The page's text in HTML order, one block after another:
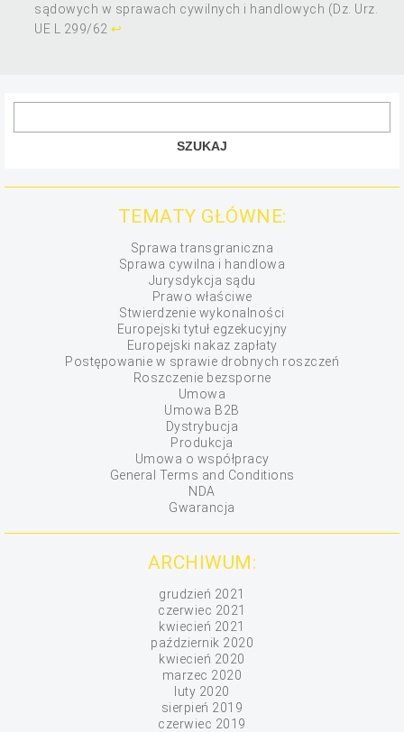
sądowych w sprawach cywilnych i handlowych (Dz. Urz.
UE L 299/62 ↩
TEMATY GŁÓWNE:
Sprawa transgraniczna
Sprawa cywilna i handlowa
Jurysdykcja sądu
Prawo właściwe
Stwierdzenie wykonalności
Europejski tytuł egzekucyjny
Europejski nakaz zapłaty
Postępowanie w sprawie drobnych roszczeń
Roszczenie bezsporne
Umowa
Umowa B2B
Dystrybucja
Produkcja
Umowa o współpracy
General Terms and Conditions
NDA
Gwarancja
ARCHIWUM:
grudzień 2021
czerwiec 2021
kwiecień 2021
październik 2020
kwiecień 2020
marzec 2020
luty 2020
sierpień 2019
czerwiec 2019